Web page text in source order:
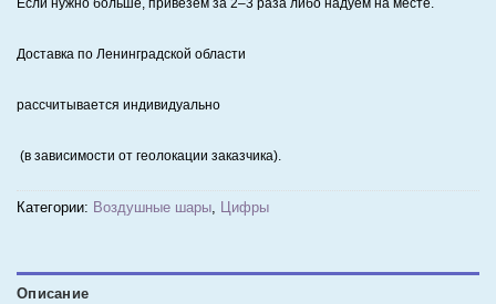
Если нужно больше, привезём за 2–3 раза либо надуем на месте.
Доставка по Ленинградской области
рассчитывается индивидуально
(в зависимости от геолокации заказчика).
Категории: Воздушные шары, Цифры
Описание